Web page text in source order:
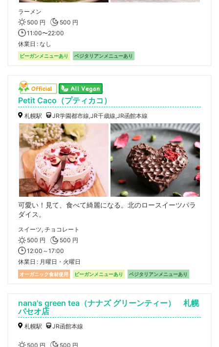
ラーメン
500 円
500 円
11:00〜22:00
休業日
なし
ビーガンメニューあり ベジタリアンメニューあり
Petit Caco（プティカコ）
札幌駅 JR学園都市線,JR千歳線,JR函館本線
可愛い！見て、食べて綺麗になる。北のロースイーツパラ
ダイス。
スイーツ, チョコレート
500 円
500 円
12:00～17:00
休業日
月曜日・火曜日
オーガニック食材使用 ビーガンメニューあり ベジタリアンメニューあり
nana's green tea（ナナズ グリーンティー） 札幌
パセオ店
札幌駅 JR函館本線
500 円
500 円